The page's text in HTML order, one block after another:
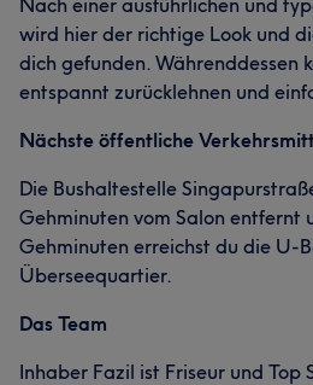
wird hier der richtige Look und
dich gefunden. Währenddessen
entspannt zurücklehnen und
Nächste öffentliche
Die Bushaltestelle
Gehminuten vom Salon entfernt
Gehminuten erreichst du die U-
Überseequartier.
Das Team
Inhaber Fazil ist Friseur und Top